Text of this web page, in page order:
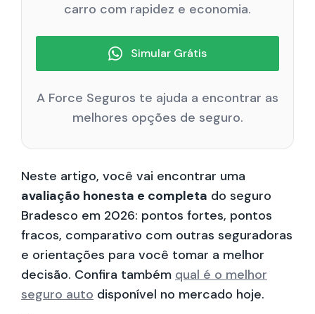
carro com rapidez e economia.
Simular Grátis
A Force Seguros te ajuda a encontrar as
melhores opções de seguro.
Neste artigo, você vai encontrar uma
avaliação honesta e completa do seguro
Bradesco em 2026: pontos fortes, pontos
fracos, comparativo com outras seguradoras
e orientações para você tomar a melhor
decisão. Confira também qual é o melhor
seguro auto disponível no mercado hoje.